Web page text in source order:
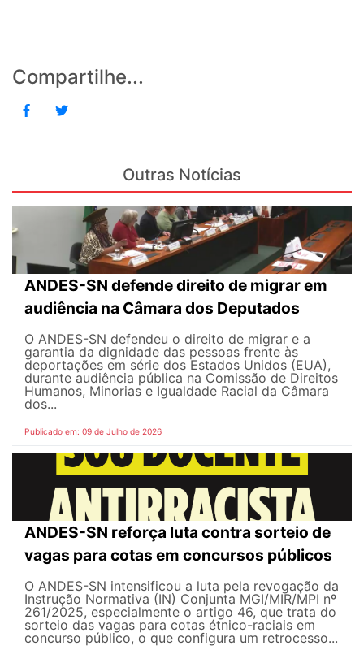
Compartilhe...
Outras Notícias
ANDES-SN defende direito de migrar em
audiência na Câmara dos Deputados
O ANDES-SN defendeu o direito de migrar e a
garantia da dignidade das pessoas frente às
deportações em série dos Estados Unidos (EUA),
durante audiência pública na Comissão de Direitos
Humanos, Minorias e Igualdade Racial da Câmara
dos...
Publicado em: 09 de Julho de 2026
ANDES-SN reforça luta contra sorteio de
vagas para cotas em concursos públicos
O ANDES-SN intensificou a luta pela revogação da
Instrução Normativa (IN) Conjunta MGI/MIR/MPI nº
261/2025, especialmente o artigo 46, que trata do
sorteio das vagas para cotas étnico-raciais em
concurso público, o que configura um retrocesso...